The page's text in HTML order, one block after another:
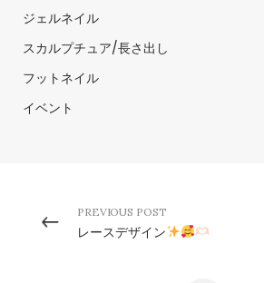
ジェルネイル
スカルプチュア/長さ出し
フットネイル
イベント
PREVIOUS POST
レースデザイン